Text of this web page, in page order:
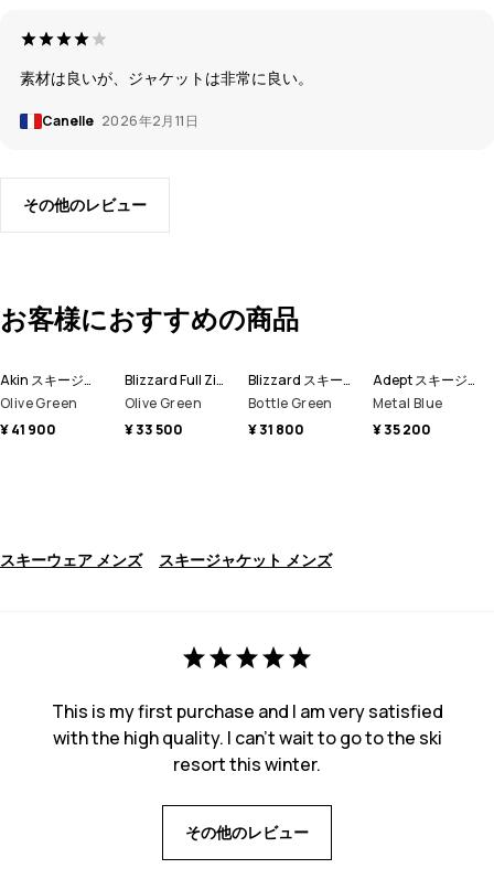
素材は良いが、ジャケットは非常に良い。
Canelle 2026年2月11日
その他のレビュー
お客様におすすめの商品
Akin スキージャケット メンズ
Olive Green
¥ 41 900
Blizzard Full Zip スキージャケット メンズ
Olive Green
¥ 33 500
Blizzard スキージャケット メンズ
Bottle Green
¥ 31 800
Adept スキージャケット メンズ
Metal Blue
¥ 35 200
スキーウェア メンズ スキージャケット メンズ
This is my first purchase and I am very satisfied
with the high quality. I can't wait to go to the ski
resort this winter.
その他のレビュー